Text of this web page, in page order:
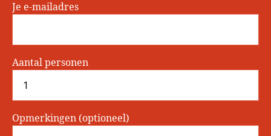
Je e-mailadres
Aantal personen
Opmerkingen (optioneel)